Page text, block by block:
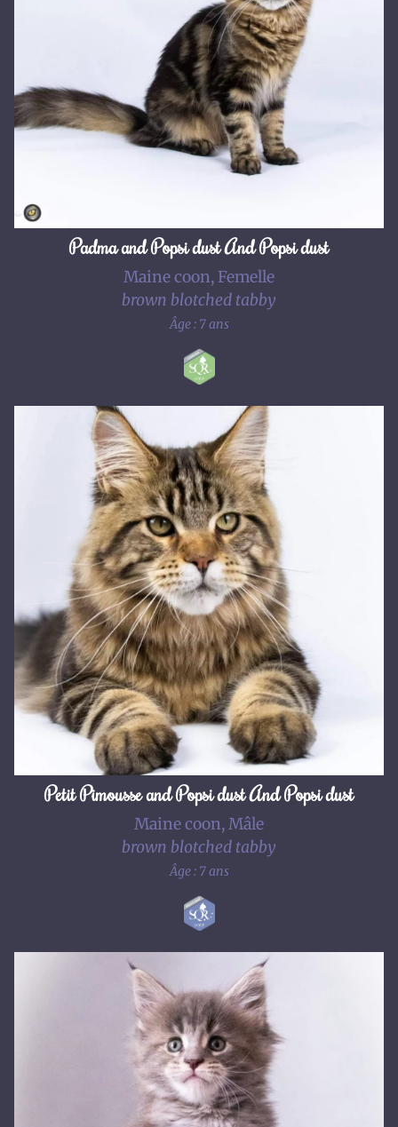
Padma and Popsi dust And Popsi dust
Maine coon, Femelle
brown blotched tabby
Âge : 7 ans
Petit Pimousse and Popsi dust And Popsi dust
Maine coon, Mâle
brown blotched tabby
Âge : 7 ans